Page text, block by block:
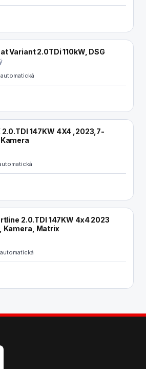
Variant 2.0TDi 110kW, DSG
2.0.TDI 147KW 4X4 ,2023,7-
2.0.TDI 147KW 4x4 2023
Kamera, Matrix